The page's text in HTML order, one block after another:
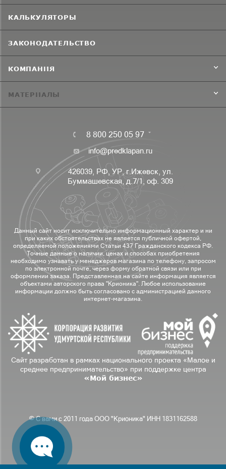
КАЛЬКУЛЯТОРЫ
ЗАКОНОДАТЕЛЬСТВО
КОМПАНИЯ
МАТЕРИАЛЫ
8 800 250 05 97
info@predklapan.ru
426039, РФ, УР, г.Ижевск, ул.
Буммашевская, д.7/1, оф. 309
Данный сайт носит исключительно информационный характер и ни
при каких обстоятельствах не является публичной офертой,
определяемой положениями Статьи 437 Гражданского кодекса РФ.
Точные данные о наличии, ценах и способах приобретения
необходимо узнавать у менеджеров магазина по телефону, запросом
по электронной почте, через форму обратной связи или при
оформлении заказа. Представленная на сайте информация является
объектами авторского права "Крионика". Любое использование
информации должно быть согласовано с администрацией данного
интернет-магазина.
Сайт разработан в рамках национального проекта «Малое и
среднее предпринимательство» при поддержке центра
«Мой бизнес»
© С вами с 2011 года ООО "Крионика" ИНН 1831162588